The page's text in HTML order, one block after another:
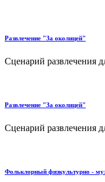
Развлечение "За околицей"
Сценарий развлечения
Развлечение "За околицей"
Сценарий развлечения
Фольклорный физкультурно -